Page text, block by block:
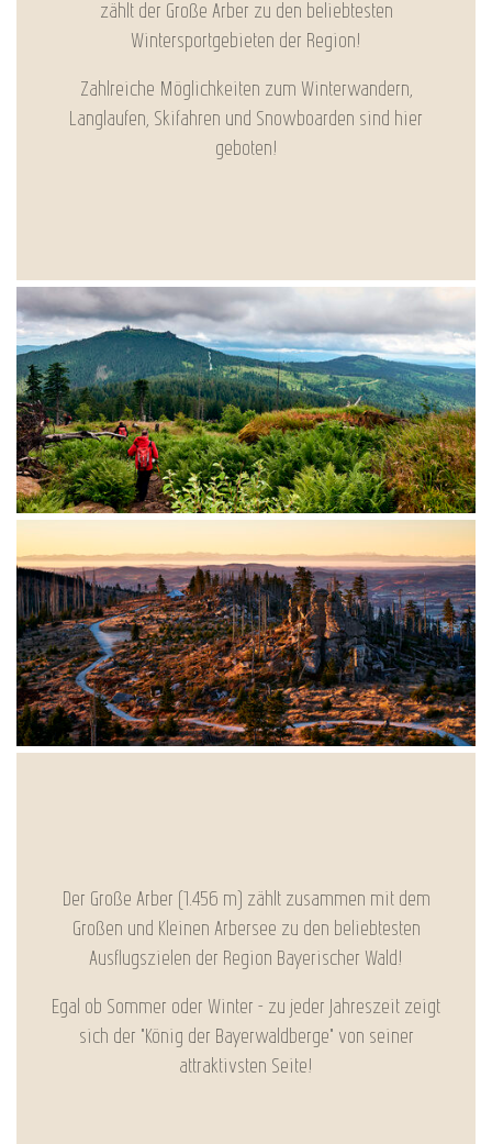
zählt der Große Arber zu den beliebtesten
Wintersportgebieten der Region!
Zahlreiche Möglichkeiten zum Winterwandern,
Langlaufen, Skifahren und Snowboarden sind hier
geboten!
Der Große Arber (1.456 m) zählt zusammen mit dem
Großen und Kleinen Arbersee zu den beliebtesten
Ausflugszielen der Region Bayerischer Wald!
Egal ob Sommer oder Winter - zu jeder Jahreszeit zeigt
sich der "König der Bayerwaldberge" von seiner
attraktivsten Seite!